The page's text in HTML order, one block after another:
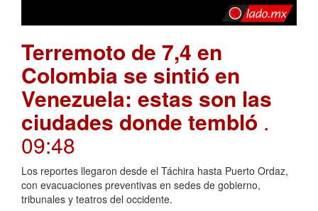
Terremoto de 7,4 en
Colombia se sintió en
Venezuela: estas son las
ciudades donde tembló .
09:48
Los reportes llegaron desde el Táchira hasta Puerto Ordaz,
con evacuaciones preventivas en sedes de gobierno,
tribunales y teatros del occidente.